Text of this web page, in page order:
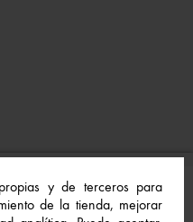
y de terceros para
de la tienda, mejorar